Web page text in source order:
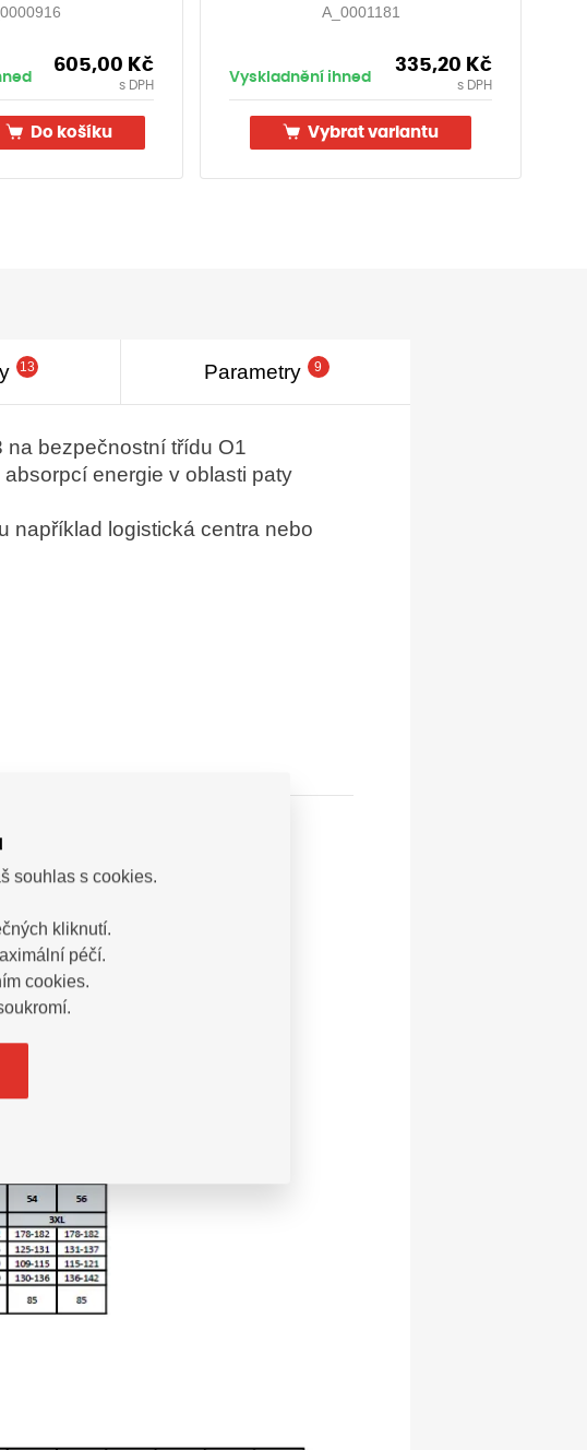
605,00 Kč
s DPH
Do košíku
A_0001181
Vyskladnění ihned
335,20 Kč
s DPH
Vybrat variantu
13 Parametry 9
na bezpečnostní třídu O1
energie v oblasti paty
například logistická centra nebo
souhlas s cookies.
kliknutí.
péčí.
cookies.